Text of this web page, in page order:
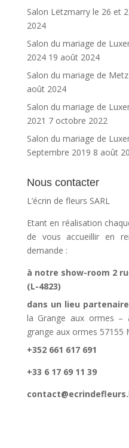
Salon Lëtzmarry le 26 et
2024
Salon du mariage de
2024 19 août 2024
Salon du mariage de
août 2024
Salon du mariage de
2021 7 octobre 2022
Salon du mariage de
Septembre 2019 8 août
Nous contacter
L’écrin de fleurs SARL
Etant en réalisation
de vous accueillir en
demande :
à notre show-room 2
(L-4823)
dans un lieu partenaire
la Grange aux ormes –
grange aux ormes 57155
+352 661 617 691
+33 6 17 69 11 39